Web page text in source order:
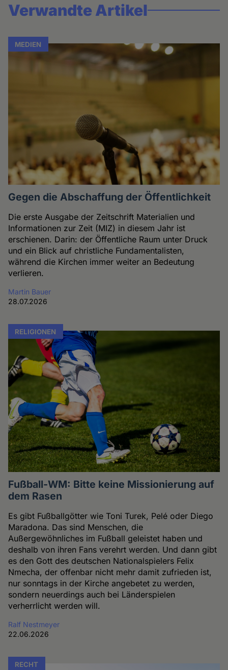
Verwandte Artikel
MEDIEN
Gegen die Abschaffung der Öffentlichkeit
Die erste Ausgabe der Zeitschrift Materialien und
Informationen zur Zeit (MIZ) in diesem Jahr ist
erschienen. Darin: der Öffentliche Raum unter Druck
und ein Blick auf christliche Fundamentalisten,
während die Kirchen immer weiter an Bedeutung
verlieren.
Martin Bauer
28.07.2026
RELIGIONEN
Fußball-WM: Bitte keine Missionierung auf
dem Rasen
Es gibt Fußballgötter wie Toni Turek, Pelé oder Diego
Maradona. Das sind Menschen, die
Außergewöhnliches im Fußball geleistet haben und
deshalb von ihren Fans verehrt werden. Und dann gibt
es den Gott des deutschen Nationalspielers Felix
Nmecha, der offenbar nicht mehr damit zufrieden ist,
nur sonntags in der Kirche angebetet zu werden,
sondern neuerdings auch bei Länderspielen
verherrlicht werden will.
Ralf Nestmeyer
22.06.2026
RECHT